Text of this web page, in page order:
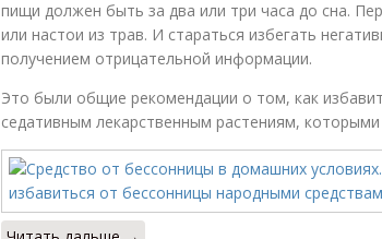
пищи должен быть за два или три часа до сна.
или настои из трав. И стараться избегать
получением отрицательной информации.
Это были общие рекомендации о том, как
седативным лекарственным растениям,